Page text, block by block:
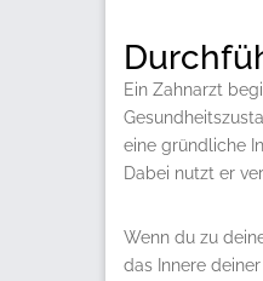
Ein Zahnarzt
eine gründliche
Dabei nutzt er
Wenn du zu
das Innere